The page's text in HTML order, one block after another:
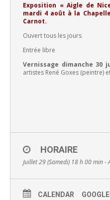
Exposition « Aigle de
mardi 4 août à la
Carnot.
Ouvert tous les jours
Entrée libre
Vernissage dimanche 30
artistes René Goxes (peintre)
HORAIRE
Juillet 29 (Samedi) 18 h 00 min
CALENDAR